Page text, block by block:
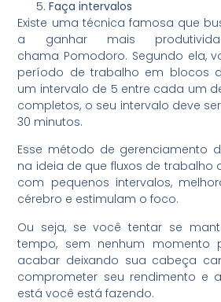
Faça intervalos
Existe uma técnica famosa que
a ganhar mais
chama Pomodoro. Segundo ela,
período de trabalho em blocos
um intervalo de 5 entre cada um
completos, o seu intervalo deve
30 minutos.
Esse método de gerenciamento
na ideia de que fluxos de trabalho
com pequenos intervalos,
cérebro e estimulam o foco.
Ou seja, se você tentar se
tempo, sem nenhum momento
acabar deixando sua cabeça
comprometer seu rendimento e
está você está fazendo.